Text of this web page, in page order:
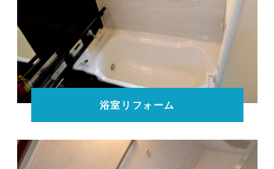
浴室リフォーム